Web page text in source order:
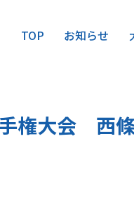
TOP お知らせ
権大会 西